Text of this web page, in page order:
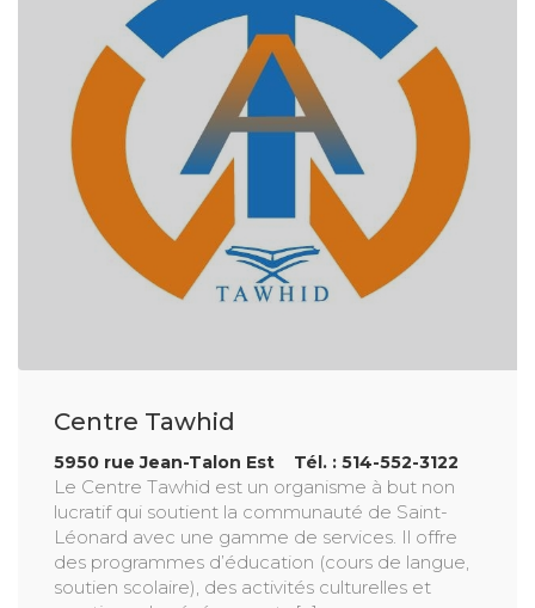
Centre Tawhid
5950 rue Jean-Talon Est Tél. : 514-552-3122
Le Centre Tawhid est un organisme à but non
lucratif qui soutient la communauté de Saint-
Léonard avec une gamme de services. Il offre
des programmes d’éducation (cours de langue,
soutien scolaire), des activités culturelles et